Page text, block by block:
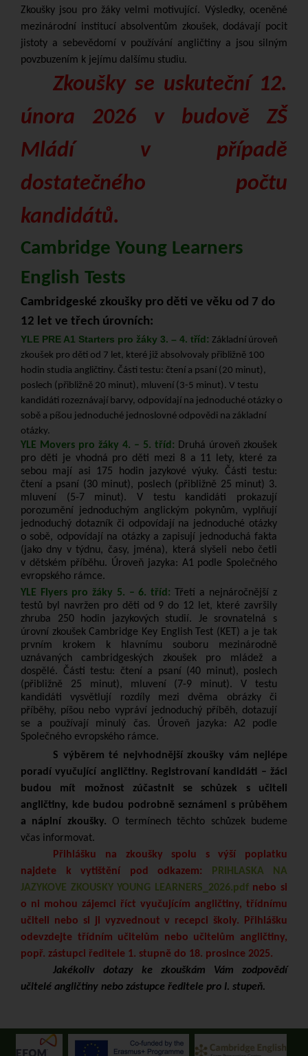
Zkoušky jsou pro žáky velmi motivující. Výsledky, oceněné
mezinárodní institucí absolventům zkoušek, dodávají pocit
jistoty a sebevědomí v používání angličtiny a jsou silným
povzbuzením k jejímu dalšímu studiu.
Zkoušky se uskuteční 12.
února 2026 v budově ZŠ
Mládí v případě
dostatečného počtu
kandidátů.
Cambridge Young Learners
English Tests
Cambridgeské zkoušky pro děti ve věku od 7 do
12 let ve třech úrovních:
YLE PRE A1 Starters pro žáky 3. – 4. tříd: Základní úroveň
zkoušek pro děti od 7 let, které již absolvovaly přibližně 100
hodin studia angličtiny. Části testu: čtení a psaní (20 minut),
poslech (přibližně 20 minut), mluvení (3-5 minut). V testu
kandidáti rozeznávají barvy, odpovídají na jednoduché otázky o
sobě a píšou jednoduché jednoslovné odpovědi na základní
otázky.
YLE Movers pro žáky 4. – 5. tříd: Druhá úroveň zkoušek
pro děti je vhodná pro děti mezi 8 a 11 lety, které za
sebou mají asi 175 hodin jazykové výuky. Části testu:
čtení a psaní (30 minut), poslech (přibližně 25 minut) 3.
mluvení (5-7 minut). V testu kandidáti prokazují
porozumění jednoduchým anglickým pokynům, vyplňují
jednoduchý dotazník či odpovídají na jednoduché otázky
o sobě, odpovídají na otázky a zapisují jednoduchá fakta
(jako dny v týdnu, časy, jména), která slyšeli nebo četli
v dětském příběhu. Úroveň jazyka: A1 podle Společného
evropského rámce.
YLE Flyers pro žáky 5. – 6. tříd:
Třetí a nejnáročnější z
testů byl navržen pro děti od 9 do 12 let, které završily
zhruba 250 hodin jazykových studií. Je srovnatelná s
úrovní zkoušek Cambridge Key English Test (KET) a je tak
prvním krokem k hlavnímu souboru mezinárodně
uznávaných cambridgeských zkoušek pro mládež a
dospělé. Části testu: čtení a psaní (40 minut), poslech
(přibližně 25 minut), mluvení (7-9 minut). V testu
kandidáti vysvětlují rozdíly mezi dvěma obrázky či
příběhy, píšou nebo vypráví jednoduchý příběh, dotazují
se a používají minulý čas. Úroveň jazyka: A2 podle
Společného evropského rámce.
S výběrem té nejvhodnější zkoušky vám nejlépe
poradí vyučující angličtiny. Registrovaní kandidáti – žáci
budou mít možnost zúčastnit se schůzek s učiteli
angličtiny, kde budou podrobně seznámeni s průběhem
a náplní zkoušky. O termínech těchto schůzek budeme
včas informovat.
Přihlášku na zkoušky spolu s výší poplatku
najdete k vytištění pod odkazem:
PRIHLASKA NA
JAZYKOVE ZKOUSKY YOUNG LEARNERS_2026.pdf nebo si
o ni mohou zájemci říct vyučujícím angličtiny, třídnímu
učiteli nebo si ji vyzvednout v recepci školy. Přihlášku
odevzdejte třídním učitelům nebo učitelům angličtiny,
popř. zástupci ředitele 1. stupně do 18. prosince 2025.
Jakékoliv dotazy ke zkouškám Vám zodpovědí
učitelé angličtiny nebo zástupce ředitele pro I. stupeň.